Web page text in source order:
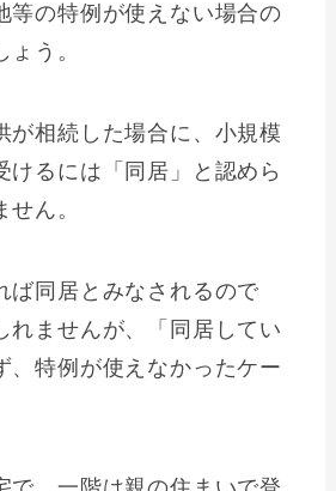
等の特例が使えない場合の
う。
が相続した場合に、小規模
けるには「同居」と認めら
ん。
ば同居とみなされるので
れませんが、「同居してい
、特例が使えなかったケー